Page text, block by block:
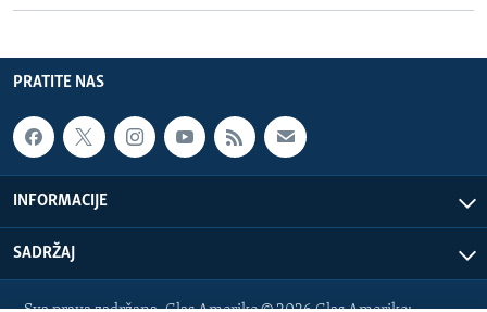
PRATITE NAS
INFORMACIJE
SADRŽAJ